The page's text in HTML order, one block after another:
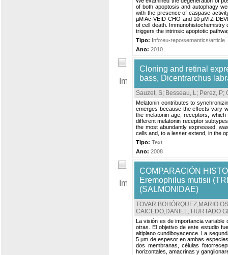
of both apoptosis and autophagy
with the presence of caspase
µM Ac-VEID-CHO and 10 µM Z-
of cell death. Immunohistochemistry
triggers the intrinsic apoptotic
Tipo: Info:eu-repo/semantics/article
Ano: 2010
Cloning and retinal
bass, Dicentrarchus
Sauzet, S; Besseau, L; Perez, P;
Melatonin contributes to
emerges because the effects vary
the melatonin age, receptors,
different melatonin receptor
the most abundantly expressed,
cells and, to a lesser extend, in the
Tipo: Text
Ano: 2008
COMPARACIÓN
Eremophilus mutisii
(SALMONIDAE)
TOVAR BOHÓRQUEZ,MARIO
CAICEDO,DANIEL; HURTADO
La visión es de importancia variable
otras. El objetivo de este estudio
altiplano cundiboyacence. La
5 µm de espesor en ambas
dos membranas, células
horizontales, amacrinas y